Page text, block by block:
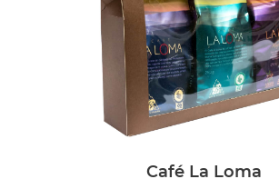
COLECCIÓN CAFETERA
Café La Loma